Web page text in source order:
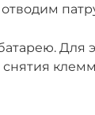
Для